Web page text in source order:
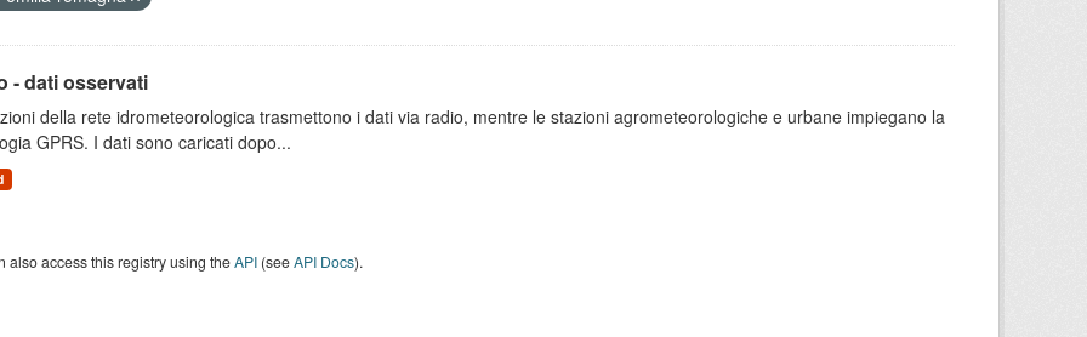
- dati osservati
della rete idrometeorologica trasmettono i dati via radio, mentre le stazioni agrometeorologiche e urbane impiegano la
GPRS. I dati sono caricati dopo...
also access this registry using theAPI(seeAPI Docs).